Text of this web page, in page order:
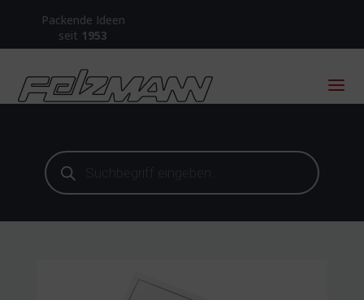
Packende Ideen
seit 1953
Products
search